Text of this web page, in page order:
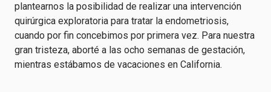
plantearnos la posibilidad de realizar una intervención
quirúrgica exploratoria para tratar la endometriosis,
cuando por fin concebimos por primera vez. Para nuestra
gran tristeza, aborté a las ocho semanas de gestación,
mientras estábamos de vacaciones en California.